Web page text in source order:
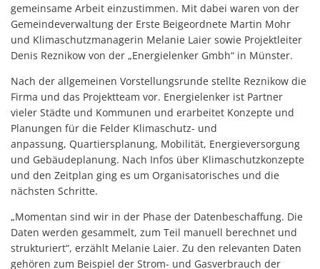
gemeinsame Arbeit einzustimmen. Mit dabei waren von der
Gemeindeverwaltung der Erste Beigeordnete Martin Mohr
und Klimaschutzmanagerin Melanie Laier sowie Projektleiter
Denis Reznikow von der „Energielenker Gmbh“ in Münster.
Nach der allgemeinen Vorstellungsrunde stellte Reznikow die
Firma und das Projektteam vor. Energielenker ist Partner
vieler Städte und Kommunen und erarbeitet Konzepte und
Planungen für die Felder Klimaschutz- und
anpassung, Quartiersplanung, Mobilität, Energieversorgung
und Gebäudeplanung. Nach Infos über Klimaschutzkonzepte
und den Zeitplan ging es um Organisatorisches und die
nächsten Schritte.
„Momentan sind wir in der Phase der Datenbeschaffung. Die
Daten werden gesammelt, zum Teil manuell berechnet und
strukturiert“, erzählt Melanie Laier. Zu den relevanten Daten
gehören zum Beispiel der Strom- und Gasverbrauch der